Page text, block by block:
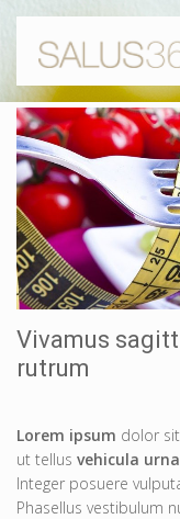
Vivamus
rutrum
Lorem ipsum dolor
ut tellus vehicula
Integer posuere
Phasellus vestibulum